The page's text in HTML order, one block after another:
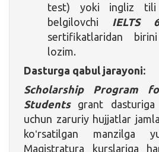
test) yoki ingliz tili
belgilovchi
IELTS
sertifikatlaridan
lozim.
Dasturga qabul jarayoni:
Scholarship Program
Studentsgrant dasturiga
uchun zaruriy hujjatlar
koʻrsatilgan manzilga
Magistratura kurslariga